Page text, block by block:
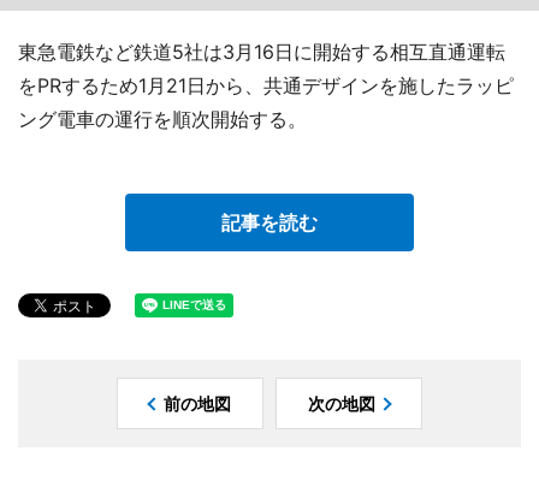
東急電鉄など鉄道5社は3月16日に開始する相互直通運転
をPRするため1月21日から、共通デザインを施したラッピ
ング電車の運行を順次開始する。
記事を読む
前の地図 次の地図